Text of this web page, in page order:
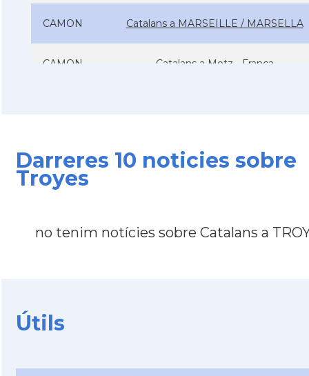
CAMON Catalans a MARSEILLE / MARSELLA
CAMON Catalans a Metz - França
CAMON
Darreres 10 noticies sobre
Troyes
no tenim notícies sobre Catalans a
Útils